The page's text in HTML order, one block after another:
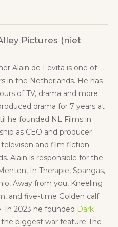
Pictures (niet
Alain de Levita is one of
in the Netherlands. He has
of TV, drama and more
drama for 7 years at
he founded NL Films in
as CEO and producer
and film fiction
Alain is responsible for the
In Therapie, Spangas,
Away from you, Kneeling
and five-time Golden calf
In 2023 he founded Dark
biggest war feature The